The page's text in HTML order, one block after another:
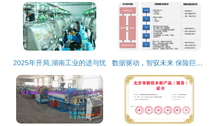
2025年开局,湖南工业的进与忧